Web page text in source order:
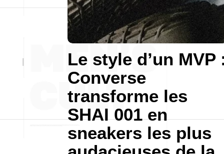
Le style d’un MVP
Converse
transforme les
SHAI 001 en
sneakers les plus